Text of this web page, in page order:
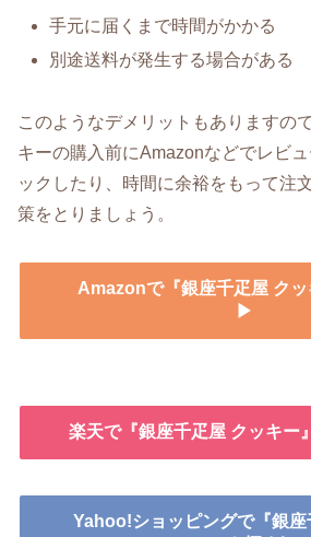
手元に届くまで時間がかかる
別途送料が発生する場合がある
このようなデメリットもありますの
キーの購入前にAmazonなどでレビ
ックしたり、時間に余裕をもって注
策をとりましょう。
Amazonで『銀座千疋屋 ク
▶
楽天で『銀座千疋屋 クッキー
Yahoo!ショッピングで『銀座